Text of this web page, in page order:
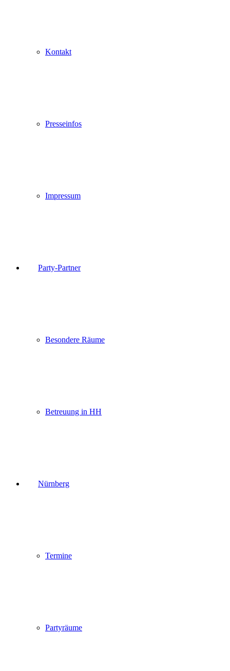
Kontakt
Presseinfos
Impressum
Party-Partner
Besondere Räume
Betreuung in HH
Nürnberg
Termine
Partyräume